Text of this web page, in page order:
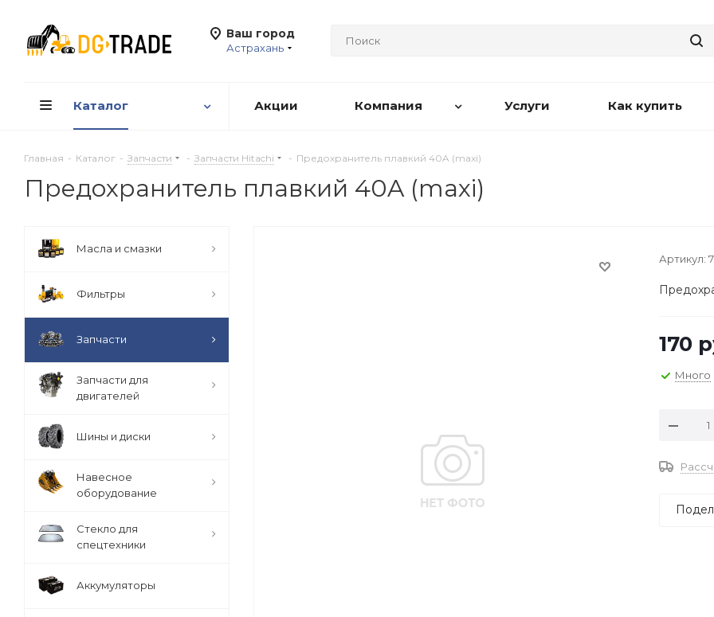
Ваш город
Астрахань
Каталог Акции Компания Услуги Как купить
Главная - Каталог - Запчасти - Запчасти Hitachi - Предохранитель плавкий 40A (maxi)
Предохранитель плавкий 40A (maxi)
Артикул:
170
Много
Масла и смазки
Фильтры
Запчасти
Запчасти для
двигателей
Шины и диски
Навесное
оборудование
Стекло для
спецтехники
Аккумуляторы